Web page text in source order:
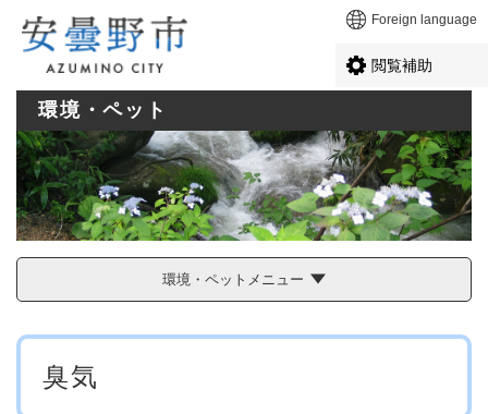
メニューを飛ばして本文へ Foreign language
閲覧補助
環境・ペット
環境・ペットメニュー
本
臭気